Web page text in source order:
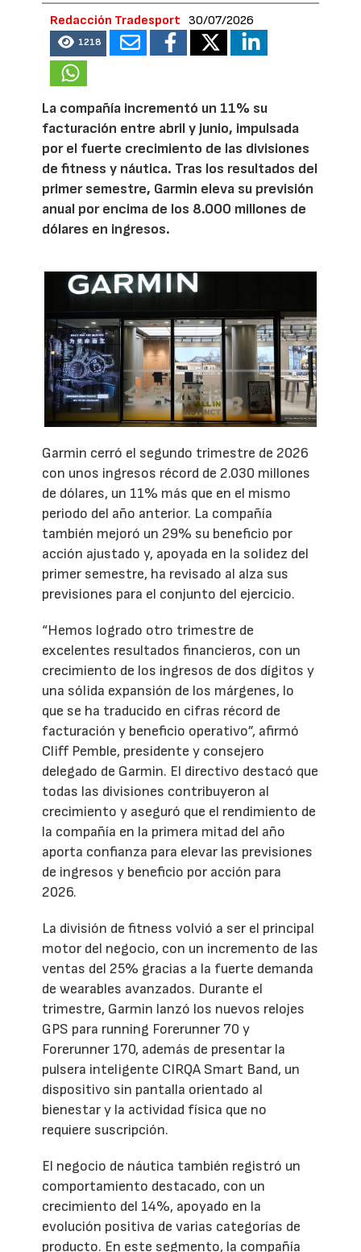
Redacción Tradesport 30/07/2026
1218
La compañía incrementó un 11% su
facturación entre abril y junio, impulsada
por el fuerte crecimiento de las divisiones
de fitness y náutica. Tras los resultados del
primer semestre, Garmin eleva su previsión
anual por encima de los 8.000 millones de
dólares en ingresos.
Garmin cerró el segundo trimestre de 2026
con unos ingresos récord de 2.030 millones
de dólares, un 11% más que en el mismo
periodo del año anterior. La compañía
también mejoró un 29% su beneficio por
acción ajustado y, apoyada en la solidez del
primer semestre, ha revisado al alza sus
previsiones para el conjunto del ejercicio.
“Hemos logrado otro trimestre de
excelentes resultados financieros, con un
crecimiento de los ingresos de dos dígitos y
una sólida expansión de los márgenes, lo
que se ha traducido en cifras récord de
facturación y beneficio operativo”, afirmó
Cliff Pemble, presidente y consejero
delegado de Garmin. El directivo destacó que
todas las divisiones contribuyeron al
crecimiento y aseguró que el rendimiento de
la compañía en la primera mitad del año
aporta confianza para elevar las previsiones
de ingresos y beneficio por acción para
2026.
La división de fitness volvió a ser el principal
motor del negocio, con un incremento de las
ventas del 25% gracias a la fuerte demanda
de wearables avanzados. Durante el
trimestre, Garmin lanzó los nuevos relojes
GPS para running Forerunner 70 y
Forerunner 170, además de presentar la
pulsera inteligente CIRQA Smart Band, un
dispositivo sin pantalla orientado al
bienestar y la actividad física que no
requiere suscripción.
El negocio de náutica también registró un
comportamiento destacado, con un
crecimiento del 14%, apoyado en la
evolución positiva de varias categorías de
producto. En este segmento, la compañía